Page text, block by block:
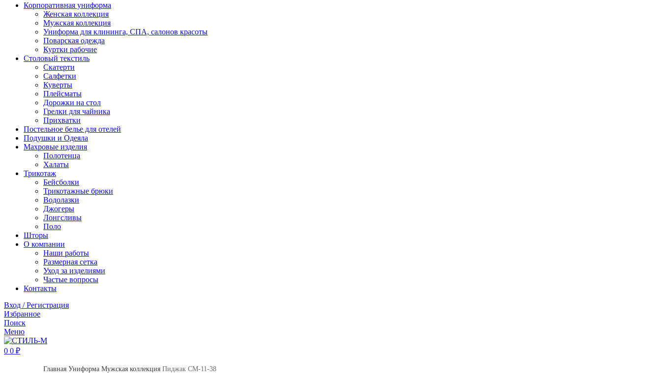
Корпоративная униформа
Женская коллекция
Мужская коллекция
Униформа для клининга, СПА, салонов красоты
Поварская одежда
Куртки рабочие
Столовый текстиль
Скатерти
Салфетки
Куверты
Плейсматы
Дорожки на стол
Грелки для чайника
Прихватки
Постельное белье для отелей
Подушки и Одеяла
Махровые изделия
Полотенца
Халаты
Трикотаж
Бейсболки
Трикотажные брюки
Водолазки
Джогеры
Лонгсливы
Поло
Шторы
О компании
Наши работы
Размерная сетка
Уход за изделиями
Частые вопросы
Контакты
Вход / Регистрация
Избранное
Поиск
Меню
0 0 ₽
Главная Униформа Мужская коллекция Пиджак СМ-11-38